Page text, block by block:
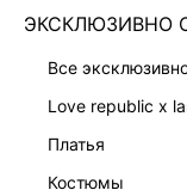
ЭКСКЛЮЗИВНО
все
love republic x
платья
костюмы